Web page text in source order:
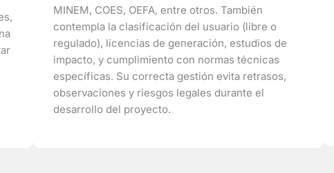
MINEM, COES, OEFA, entre otros. También
contempla la clasificación del usuario (libre o
regulado), licencias de generación, estudios de
impacto, y cumplimiento con normas técnicas
específicas. Su correcta gestión evita retrasos,
observaciones y riesgos legales durante el
desarrollo del proyecto.